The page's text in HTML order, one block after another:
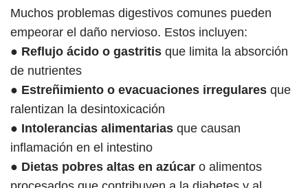
Muchos problemas digestivos comunes pueden
empeorar el daño nervioso. Estos incluyen:
● Reflujo ácido o gastritis que limita la absorción
de nutrientes
● Estreñimiento o evacuaciones irregulares que
ralentizan la desintoxicación
● Intolerancias alimentarias que causan
inflamación en el intestino
● Dietas pobres altas en azúcar o alimentos